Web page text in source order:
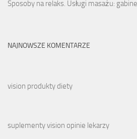
Sposoby na relaks. Usługi masażu:
NAJNOWSZE KOMENTARZE
vision produkty diety
suplementy vision opinie lekarzy